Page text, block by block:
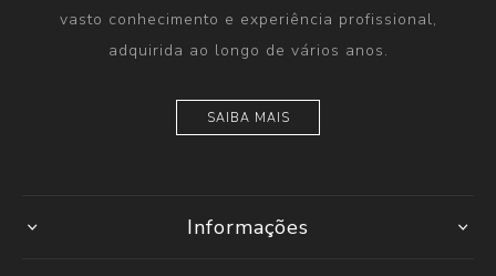
vasto conhecimento e experiência profissional,
adquirida ao longo de vários anos.
SAIBA MAIS
Informações